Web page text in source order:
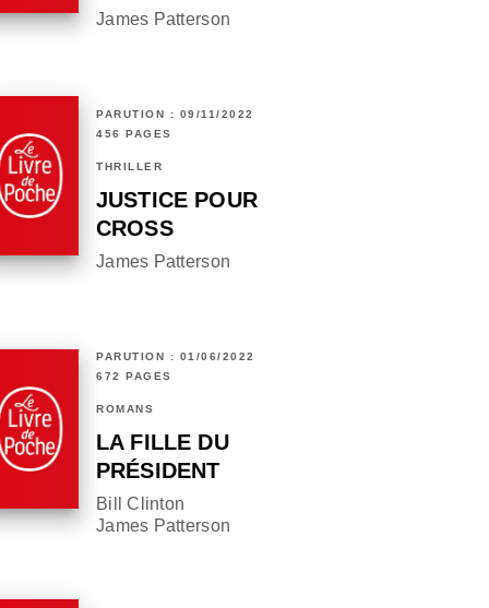
James Patterson
PARUTION : 09/11/2022
456 PAGES
THRILLER
JUSTICE POUR
CROSS
James Patterson
PARUTION : 01/06/2022
672 PAGES
ROMANS
LA FILLE DU
PRÉSIDENT
Bill Clinton
James Patterson